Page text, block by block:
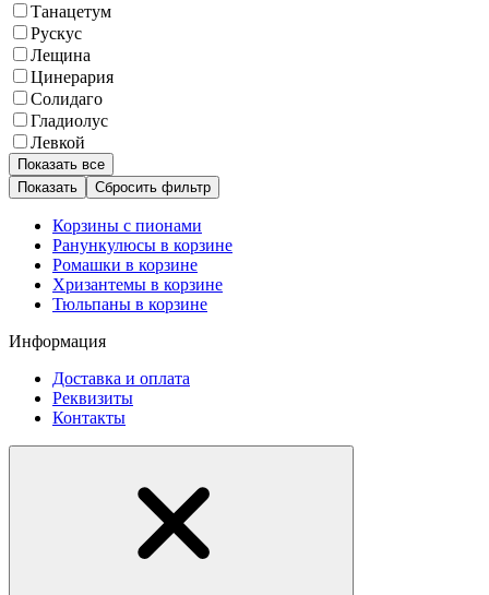
Танацетум
Рускус
Лещина
Цинерария
Солидаго
Гладиолус
Левкой
Показать все
Сбросить фильтр
Корзины с пионами
Ранункулюсы в корзине
Ромашки в корзине
Хризантемы в корзине
Тюльпаны в корзине
Информация
Доставка и оплата
Реквизиты
Контакты